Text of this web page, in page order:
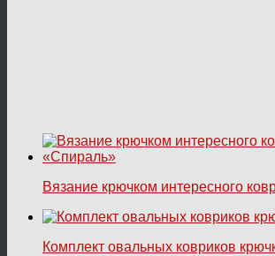
Вязание крючком интересного
Комплект овальных ковриков